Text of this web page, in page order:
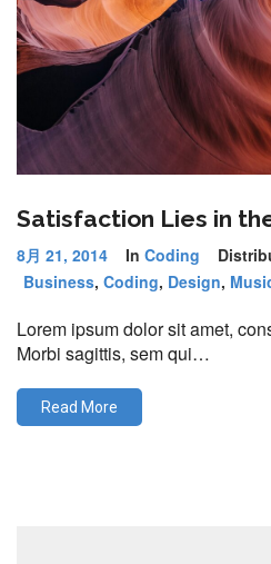
Satisfaction Lies in
8月 21, 2014 In Coding
Business, Coding, Design,
Lorem ipsum dolor sit amet,
Morbi sagittis, sem qui…
Read More